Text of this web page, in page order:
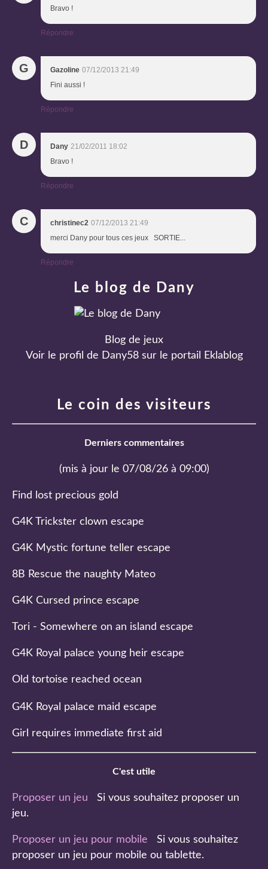
Bravo !
Répondre
G Gazoline 07/12/2013 21:49
Fini aussi !
Répondre
D Dany 21/02/2011 18:02
Bravo !
Répondre
C christinec2 07/12/2013 21:49
merci Dany pour tous ces jeux SORTIE...
Répondre
Le blog de Dany
Blog de jeux
Voir le profil de Dany58sur le portail Eklablog
Le coin des visiteurs
Derniers commentaires
(mis à jour le 07/08/26 à 09:00)
Find lost precious gold
G4K Trickster clown escape
G4K Mystic fortune teller escape
8B Rescue the naughty Mateo
G4K Cursed prince escape
Tori - Somewhere on an island escape
G4K Royal palace young heir escape
Old tortoise reached ocean
G4K Royal palace maid escape
Girl requires immediate first aid
C'est utile
Proposer un jeu Si vous souhaitez proposer un
jeu.
Proposer un jeu pour mobile Si vous souhaitez
proposer un jeu pour mobile ou tablette.